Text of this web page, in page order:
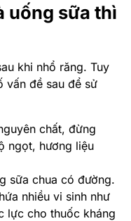
uống sữa thì
khi nhổ răng. Tuy
vấn đề sau để sử
chất, đừng
ngọt, hương liệu
sữa chua có đường.
nhiều vi sinh như
lực cho thuốc kháng